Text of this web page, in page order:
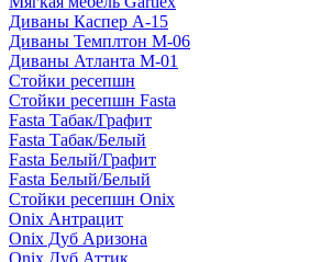
Диваны Каспер А-15
Диваны Темплтон М-06
Диваны Атланта М-01
Стойки ресепшн
Стойки ресепшн Fasta
Fasta Табак/Графит
Fasta Табак/Белый
Fasta Белый/Графит
Fasta Белый/Белый
Стойки ресепшн Onix
Onix Антрацит
Onix Дуб Аризона
Onix Дуб Аттик